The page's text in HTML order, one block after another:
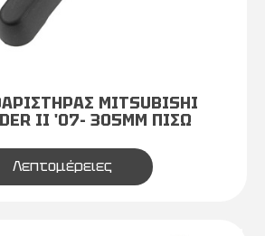
MITSUBISHI
II '07- 305MM ΠΙΣΩ
Λεπτομέρειες